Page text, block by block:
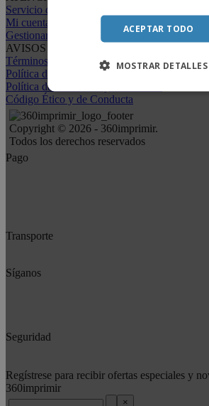
Servicio de Atención al Cliente
Mi cuenta
Gestionar pedidos
AVISOS LEGALES
Términos y condiciones
Política de privacidad
Política de reembolso y devolución
Código Ético y de Conducta
Copyright © 2026 - 360imprimir.
Todos los derechos reservados
Pago
Transporte
Síganos
Seguridad
Regístrese para recibir ofertas especiales y
360imprimir
×
ACEPTAR TODO
MOSTRAR DETALLES